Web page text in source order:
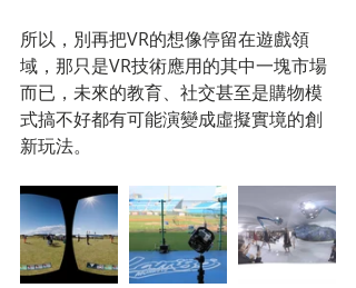
所以，別再把VR的想像停留在遊戲領
域，那只是VR技術應用的其中一塊市場
而已，未來的教育、社交甚至是購物模
式搞不好都有可能演變成虛擬實境的創
新玩法。